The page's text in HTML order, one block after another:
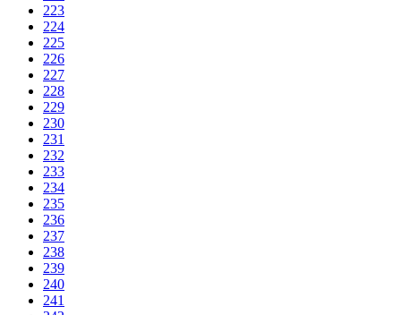
223
224
225
226
227
228
229
230
231
232
233
234
235
236
237
238
239
240
241